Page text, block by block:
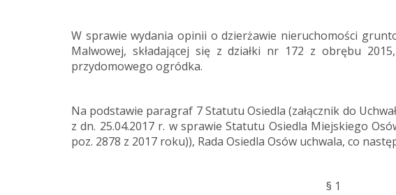
W sprawie wydania opinii o dzierżawie nieruchomości
Malwowej, składającej się z działki nr 172 z obrębu
przydomowego ogródka.
Na podstawie paragraf 7 Statutu Osiedla (załącznik do
z dn. 25.04.2017 r. w sprawie Statutu Osiedla Miejskiego
poz. 2878 z 2017 roku)), Rada Osiedla Osów uchwala, co
§ 1